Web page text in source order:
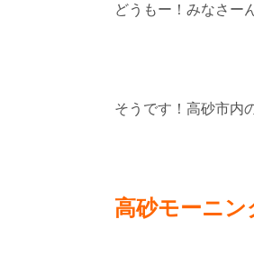
どうもー！みなさー
そうです！高砂市内
高砂モーニン